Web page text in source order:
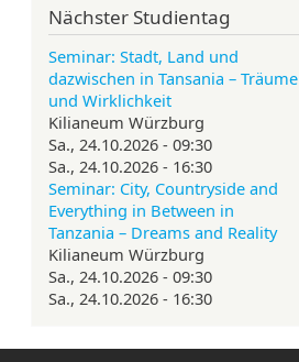
Nächster Studientag
Seminar: Stadt, Land und
dazwischen in Tansania – Träume
und Wirklichkeit
Kilianeum Würzburg
Sa., 24.10.2026 - 09:30
Sa., 24.10.2026 - 16:30
Seminar: City, Countryside and
Everything in Between in
Tanzania – Dreams and Reality
Kilianeum Würzburg
Sa., 24.10.2026 - 09:30
Sa., 24.10.2026 - 16:30